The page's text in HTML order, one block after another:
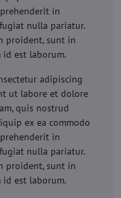
in
nulla pariatur.
proident, sunt in
est laborum.
adipiscing
ut labore et dolore
quis nostrud
ex ea commodo
in
nulla pariatur.
proident, sunt in
est laborum.